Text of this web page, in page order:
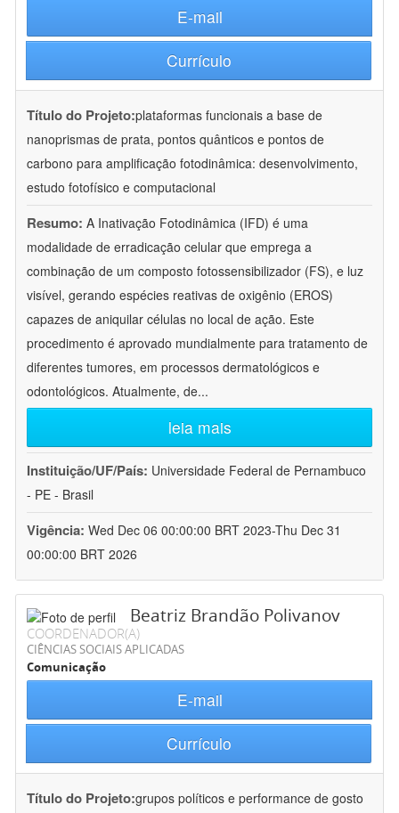
E-mail
Currículo
Título do Projeto:plataformas funcionais a base de
nanoprismas de prata, pontos quânticos e pontos de
carbono para amplificação fotodinâmica: desenvolvimento,
estudo fotofísico e computacional
Resumo: A Inativação Fotodinâmica (IFD) é uma
modalidade de erradicação celular que emprega a
combinação de um composto fotossensibilizador (FS), e luz
visível, gerando espécies reativas de oxigênio (EROS)
capazes de aniquilar células no local de ação. Este
procedimento é aprovado mundialmente para tratamento de
diferentes tumores, em processos dermatológicos e
odontológicos. Atualmente, de...
leia mais
Instituição/UF/País: Universidade Federal de Pernambuco
- PE - Brasil
Vigência: Wed Dec 06 00:00:00 BRT 2023-Thu Dec 31
00:00:00 BRT 2026
Beatriz Brandão Polivanov
COORDENADOR(A)
CIÊNCIAS SOCIAIS APLICADAS
Comunicação
E-mail
Currículo
Título do Projeto:grupos políticos e performance de gosto